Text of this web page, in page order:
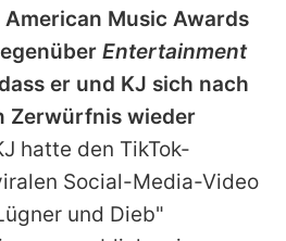
runterladen
Team
Richtlinien
Impressum
Music Awards
Entertainment
er und KJ sich nach
Zerwürfnis wieder
hatte den TikTok-
Social-Media-Video
und Dieb"